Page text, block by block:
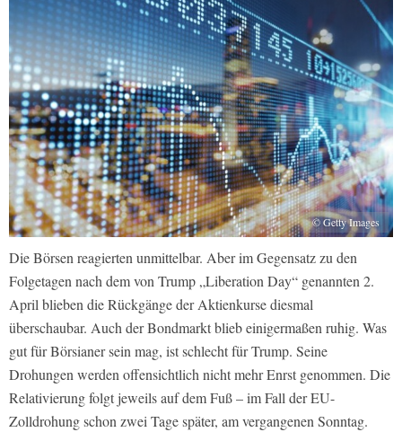
© Getty Images
Die Börsen reagierten unmittelbar. Aber im Gegensatz zu den
Folgetagen nach dem von Trump „Liberation Day“ genannten 2.
April blieben die Rückgänge der Aktienkurse diesmal
überschaubar. Auch der Bondmarkt blieb einigermaßen ruhig. Was
gut für Börsianer sein mag, ist schlecht für Trump. Seine
Drohungen werden offensichtlich nicht mehr Enrst genommen. Die
Relativierung folgt jeweils auf dem Fuß – im Fall der EU-
Zolldrohung schon zwei Tage später, am vergangenen Sonntag.